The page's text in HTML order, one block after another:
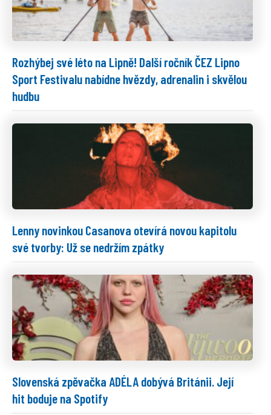
Rozhýbej své léto na Lipně! Další ročník ČEZ Lipno
Sport Festivalu nabídne hvězdy, adrenalin i skvělou
hudbu
Lenny novinkou Casanova otevírá novou kapitolu
své tvorby: Už se nedržím zpátky
Slovenská zpěvačka ADÉLA dobývá Británii. Její
hit boduje na Spotify